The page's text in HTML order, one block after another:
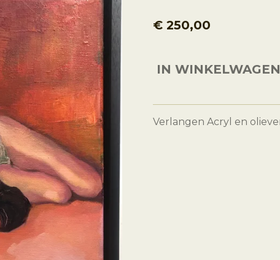
€ 250,00
IN WINKELWAGEN
Verlangen Acryl en